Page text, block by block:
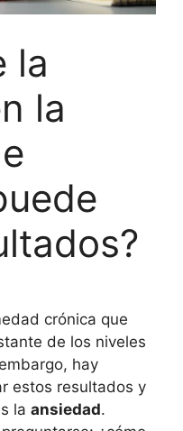
la
la
crónica que
de los niveles
hay
estos resultados y
la ansiedad.